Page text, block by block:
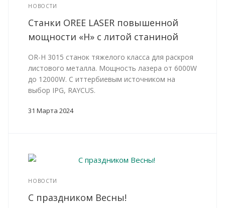
НОВОСТИ
Станки OREE LASER повышенной
мощности «H» с литой станиной
OR-H 3015 станок тяжелого класса для раскроя
листового металла. Мощность лазера от 6000W
до 12000W. С иттербиевым источником на
выбор IPG, RAYCUS.
31 Марта 2024
НОВОСТИ
С праздником Весны!